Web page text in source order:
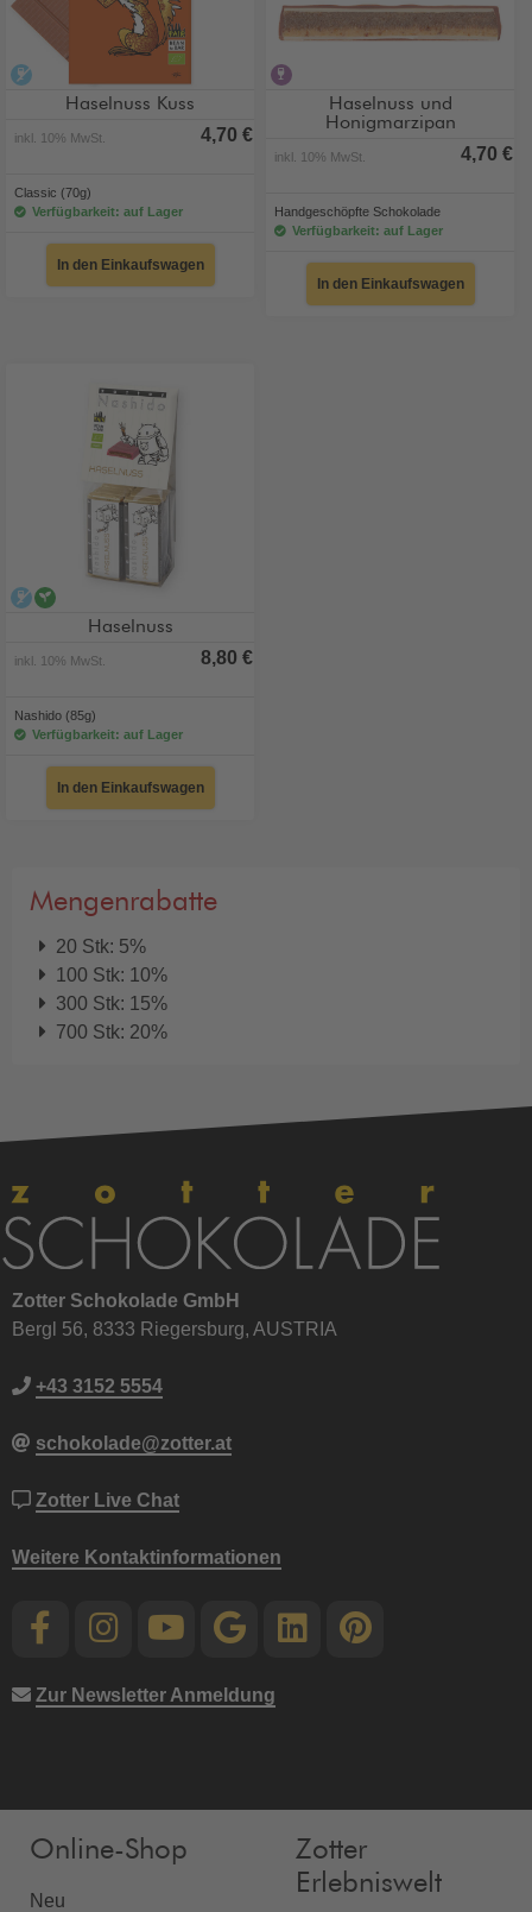
Haselnuss Kuss
inkl. 10% MwSt. 4,70 €
Classic (70g)
Verfügbarkeit: auf Lager
In den Einkaufswagen
Haselnuss und
Honigmarzipan
inkl. 10% MwSt. 4,70 €
Handgeschöpfte Schokolade
Verfügbarkeit: auf Lager
In den Einkaufswagen
alkoholfrei
Haselnuss
inkl. 10% MwSt. 8,80 €
Nashido (85g)
Verfügbarkeit: auf Lager
In den Einkaufswagen
Mengenrabatte
20 Stk: 5%
100 Stk: 10%
300 Stk: 15%
700 Stk: 20%
Zotter Schokolade GmbH
Bergl 56, 8333 Riegersburg, AUSTRIA
+43 3152 5554
schokolade@zotter.at
Zotter Live Chat
Weitere Kontaktinformationen
Zur Newsletter Anmeldung
Online-Shop
Neu
Zotter
Erlebniswelt